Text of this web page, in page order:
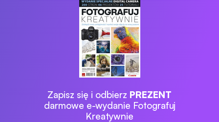
Zapisz się i odbierz PREZENT
darmowe e-wydanie Fotografuj
Kreatywnie